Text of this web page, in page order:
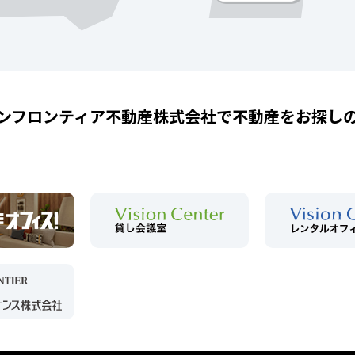
フロンティア不動産株式会社で不動産をお探し